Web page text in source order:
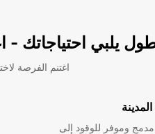
يلبي احتياجاتك -
اغتنم الفرصة
وموفر للوقود إلى